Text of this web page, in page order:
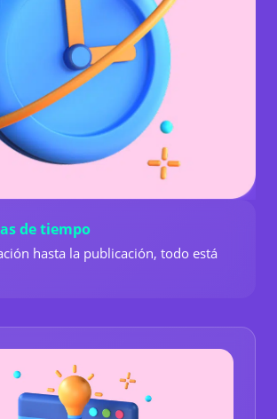
de tiempo
hasta la publicación, todo está